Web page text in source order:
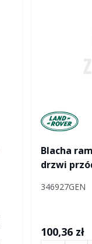
Blacha
drzwi
346927GEN
100,36 zł